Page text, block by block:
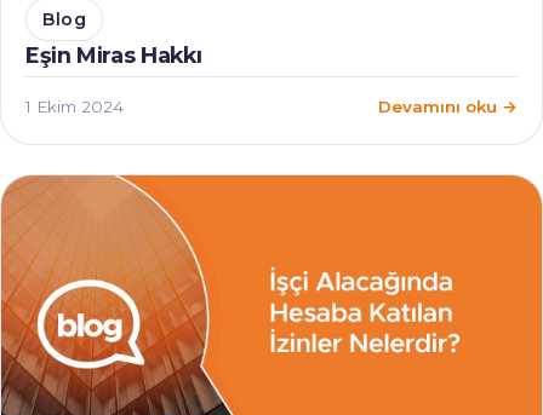
Blog
Eşin Miras Hakkı
1 Ekim 2024 Devamını oku →